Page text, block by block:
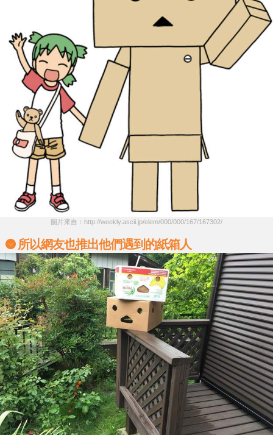
圖片來自：http://weekly.ascii.jp/elem/000/000/167/167302/
所以網友也推出他們遇到的紙箱人